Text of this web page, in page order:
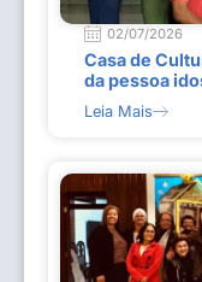
02/07/2026
Casa de
da pessoa
Leia Mais